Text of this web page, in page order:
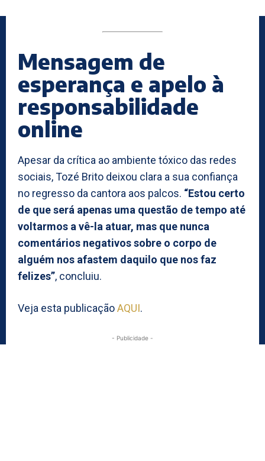
Mensagem de
esperança e apelo à
responsabilidade
online
Apesar da crítica ao ambiente tóxico das redes
sociais, Tozé Brito deixou clara a sua confiança
no regresso da cantora aos palcos. “Estou certo
de que será apenas uma questão de tempo até
voltarmos a vê-la atuar, mas que nunca
comentários negativos sobre o corpo de
alguém nos afastem daquilo que nos faz
felizes”, concluiu.
Veja esta publicaçãoAQUI.
- Publicidade -